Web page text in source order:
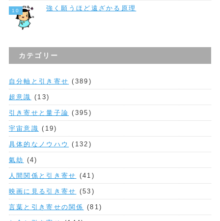
強く願うほど遠ざかる原理
カテゴリー
自分軸と引き寄せ (389)
超意識 (13)
引き寄せと量子論 (395)
宇宙意識 (19)
具体的なノウハウ (132)
氣劫 (4)
人間関係と引き寄せ (41)
映画に見る引き寄せ (53)
言葉と引き寄せの関係 (81)